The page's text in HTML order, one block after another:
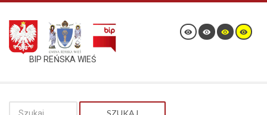
BIP REŃSKA WIEŚ
SZUKAJ